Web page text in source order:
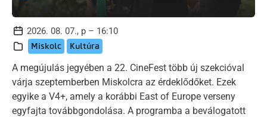
2026. 08. 07., p – 16:10
Miskolc Kultúra
A megújulás jegyében a 22. CineFest több új szekcióval
várja szeptemberben Miskolcra az érdeklődőket. Ezek
egyike a V4+, amely a korábbi East of Europe verseny
egyfajta továbbgondolása. A programba a beválogatott